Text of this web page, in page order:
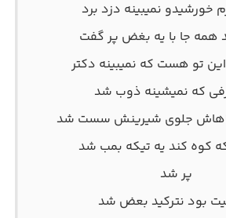
ﻧﻤﻴﺒﻴﻨﻪ دزد ﺑﺮد
ﻫﻤﻪ ﺟﺎ ﺑﺎ ﻳﻪ ﺑﻐﺾ ﭘﺮ ﮔﻔﺖ
ﺗﻮ ﻫﺴﺖ ﻛﻪ ﻧﻤﻴﺒﻴﻨﻪ دﻛﺘﺮ
ﻛﻪ ﻧﻤﻴﺸﻴﻨﻪ ذوب ﺷﺪ
ﺟﻠﻮی ﺷﻴﺮﻳﻨﺶ ﺳﺴﺖ ﺷﺪ
ﻛﻮه ﻛﻨﺪ ﻳﻪ ﺗﻴﻜﻪ ﺑﻤﺐ ﺷﺪ
ﭘﺮ ﺷﺪ
ﺑﻮد ﻧﺘﺮﻛﻴﺪ ﺑﻌﺾ ﺷﺪ